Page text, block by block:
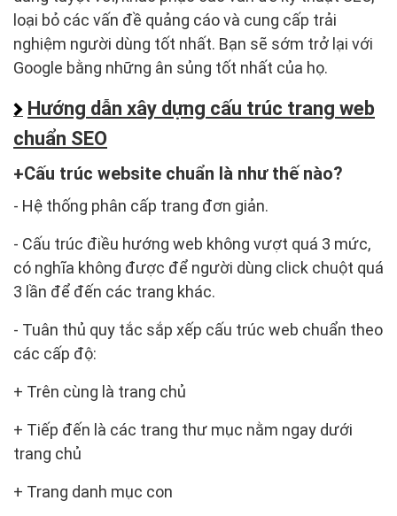
loại bỏ các vấn đề quảng cáo và cung cấp trải
nghiệm người dùng tốt nhất. Bạn sẽ sớm trở lại với
Google bằng những ân sủng tốt nhất của họ.
Hướng dẫn xây dựng cấu trúc trang web
chuẩn SEO
Cấu trúc website chuẩn là như thế nào?
- Hệ thống phân cấp trang đơn giản.
- Cấu trúc điều hướng web không vượt quá 3 mức,
có nghĩa không được để người dùng click chuột quá
3 lần để đến các trang khác.
- Tuân thủ quy tắc sắp xếp cấu trúc web chuẩn theo
các cấp độ:
+ Trên cùng là trang chủ
+ Tiếp đến là các trang thư mục nằm ngay dưới
trang chủ
+ Trang danh mục con